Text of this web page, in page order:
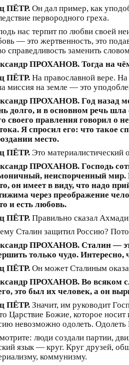
ПЁТР. Он дал пример, как
первородного греха.
нас терпит по любви своей
— это жертвенность, это
справедливость заменить
ПРОХАНОВ. Тогда на чём
ПЁТР. На православной вере.
миссия на земле — это
ПРОХАНОВ. Год назад
долго, и в основном речь
своего правления говорил о
Я спросил его: что такое
место.
ПЁТР. Это материалистический
ПРОХАНОВ. Господь
неиспорченный мир.
он имеет в виду, что надо
через преображение
и есть любовь.
ПЁТР. Правильно сказал
Сталин защитил Россию?
ПРОХАНОВ. Сталин —
только чудо.
ПЁТР. Он может Сталиным
ПРОХАНОВ. Во всяком
это был их человек, а он
ПЁТР. Значит, им руководит
Царствие Божие, которое носит
невозможно одолеть.
люди создали партии,
язык — круг. Круг друзей,
коммунизму.